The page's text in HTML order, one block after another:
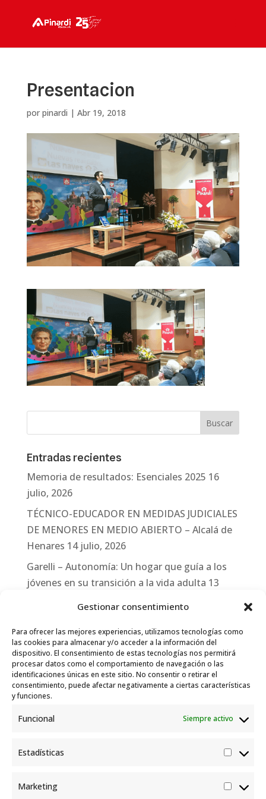
Gestionar consentimiento
Para ofrecer las mejores experiencias, utilizamos tecnologías como
las cookies para almacenar y/o acceder a la información del
dispositivo. El consentimiento de estas tecnologías nos permitirá
procesar datos como el comportamiento de navegación o las
identificaciones únicas en este sitio. No consentir o retirar el
consentimiento, puede afectar negativamente a ciertas características
y funciones.
Funcional Siempre activo
Estadísticas
Marketing
Presentacion
por pinardi | Abr 19, 2018
Entradas recientes
Memoria de resultados: Esenciales 2025 16
julio, 2026
TÉCNICO-EDUCADOR EN MEDIDAS JUDICIALES
DE MENORES EN MEDIO ABIERTO – Alcalá de
Henares 14 julio, 2026
Garelli – Autonomía: Un hogar que guía a los
jóvenes en su transición a la vida adulta 13
Garelli-Refugio: Acciones de empleo en el
marco del Sistema de Acogida de Protección
Internacional 10 julio, 2026